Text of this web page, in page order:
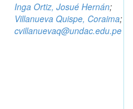
Inga Ortiz, Josué Hernán;
Villanueva Quispe, Coraima;
cvillanuevaq@undac.edu.pe